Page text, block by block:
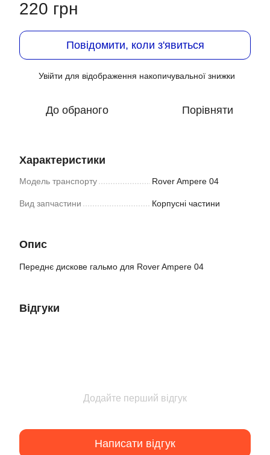
220 грн
Повідомити, коли з'явиться
Увійти для відображення накопичувальної знижки
До обраного Порівняти
Характеристики
Модель транспорту Rover Ampere 04
Вид запчастини Корпусні частини
Опис
Переднє дискове гальмо для Rover Ampere 04
Відгуки
Додайте перший відгук
Написати відгук